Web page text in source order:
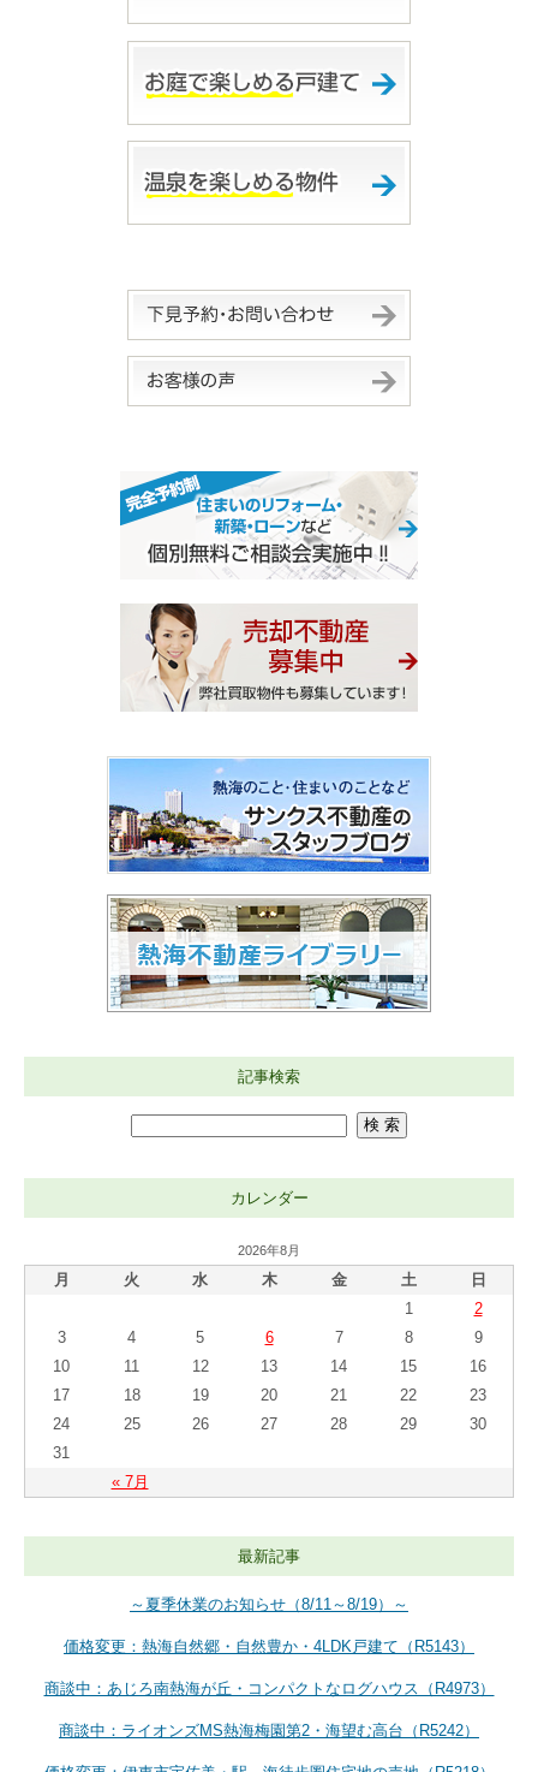
記事検索
カレンダー
2026年8月
月 火 水 木 金 土 日
« 7月
1
2
3
4 5 6 7 8
9
10
11 12 13 14 15
16
17
18 19 20 21 22
23
24
25 26 27 28 29
30
31
最新記事
～夏季休業のお知らせ（8/11～8/19）～
価格変更：熱海自然郷・自然豊か・4LDK戸建て（R5143）
商談中：あじろ南熱海が丘・コンパクトなログハウス（R4973）
商談中：ライオンズMS熱海梅園第2・海望む高台（R5242）